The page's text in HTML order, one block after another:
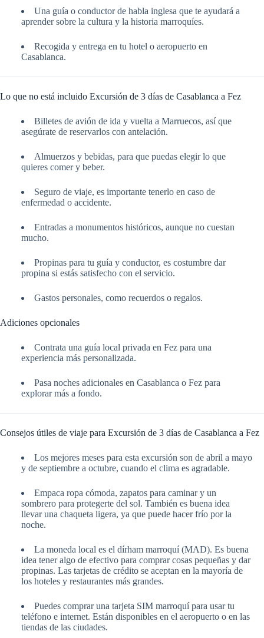
Una guía o conductor de habla inglesa que te ayudará a
aprender sobre la cultura y la historia marroquíes.
Recogida y entrega en tu hotel o aeropuerto en
Casablanca.
Lo que no está incluido Excursión de 3 días de Casablanca a Fez
Billetes de avión de ida y vuelta a Marruecos, así que
asegúrate de reservarlos con antelación.
Almuerzos y bebidas, para que puedas elegir lo que
quieres comer y beber.
Seguro de viaje, es importante tenerlo en caso de
enfermedad o accidente.
Entradas a monumentos históricos, aunque no cuestan
mucho.
Propinas para tu guía y conductor, es costumbre dar
propina si estás satisfecho con el servicio.
Gastos personales, como recuerdos o regalos.
Adiciones opcionales
Contrata una guía local privada en Fez para una
experiencia más personalizada.
Pasa noches adicionales en Casablanca o Fez para
explorar más a fondo.
Consejos útiles de viaje para Excursión de 3 días de Casablanca a Fez
Los mejores meses para esta excursión son de abril a mayo
y de septiembre a octubre, cuando el clima es agradable.
Empaca ropa cómoda, zapatos para caminar y un
sombrero para protegerte del sol. También es buena idea
llevar una chaqueta ligera, ya que puede hacer frío por la
noche.
La moneda local es el dírham marroquí (MAD). Es buena
idea tener algo de efectivo para comprar cosas pequeñas y dar
propinas. Las tarjetas de crédito se aceptan en la mayoría de
los hoteles y restaurantes más grandes.
Puedes comprar una tarjeta SIM marroquí para usar tu
teléfono e internet. Están disponibles en el aeropuerto o en las
tiendas de las ciudades.